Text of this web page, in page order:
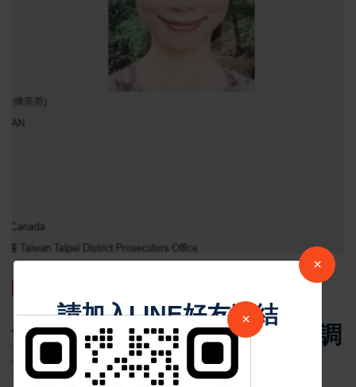
貴婦奈奈逃亡7年落網 法務部調
查局跨國押解返台歸案
×
請加入LINE好友連結
中 華 超 傳 媒
×